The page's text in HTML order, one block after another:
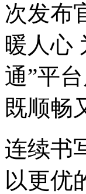
次发布
暖人心
通”平
既顺畅
连续书
以更优